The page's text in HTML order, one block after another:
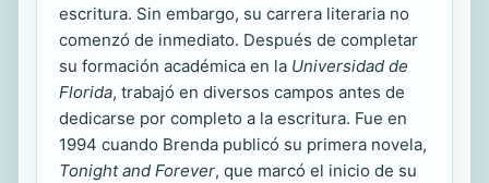
escritura. Sin embargo, su carrera literaria no
comenzó de inmediato. Después de completar
su formación académica en la Universidad de
Florida, trabajó en diversos campos antes de
dedicarse por completo a la escritura. Fue en
1994 cuando Brenda publicó su primera novela,
Tonight and Forever, que marcó el inicio de su